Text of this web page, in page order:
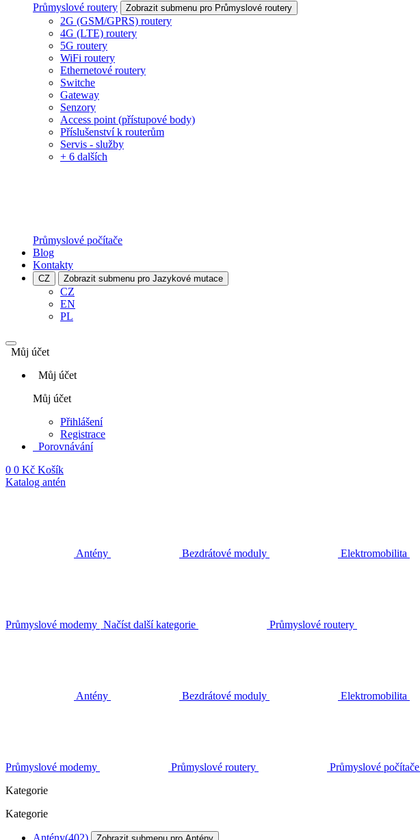
Průmyslové routery Zobrazit submenu pro Průmyslové routery
2G (GSM/GPRS) routery
4G (LTE) routery
5G routery
WiFi routery
Ethernetové routery
Switche
Gateway
Senzory
Access point (přístupové body)
Příslušenství k routerům
Servis - služby
+ 6 dalších
Průmyslové počítače
Blog
Kontakty
CZ Zobrazit submenu pro Jazykové mutace
CZ
EN
PL
Můj účet
Můj účet
Můj účet
Přihlášení
Registrace
Porovnávání
0 0 Kč Košík
Katalog antén
Antény Bezdrátové moduly Elektromobilita
Průmyslové modemy Načíst další kategorie Průmyslové routery
Antény Bezdrátové moduly Elektromobilita
Průmyslové modemy Průmyslové routery Průmyslové počítače
Kategorie
Kategorie
Antény(402)